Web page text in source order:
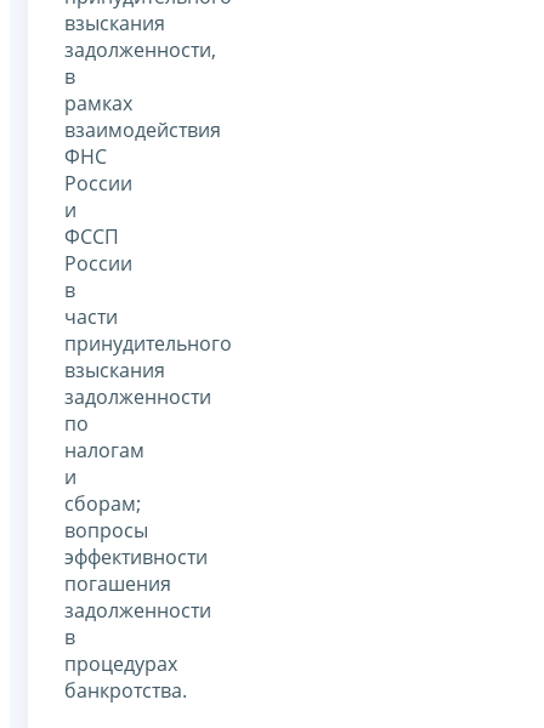
взыскания
задолженности,
в
рамках
взаимодействия
ФНС
России
и
ФССП
России
в
части
принудительного
взыскания
задолженности
по
налогам
и
сборам;
вопросы
эффективности
погашения
задолженности
в
процедурах
банкротства.